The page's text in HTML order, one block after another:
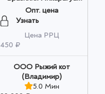
Индонезия в зернах
200г оптом
Опт. цена
Узнать
Цена РРЦ
450 ₽
ООО Рыжий кот
(Владимир)
5.0 Мин